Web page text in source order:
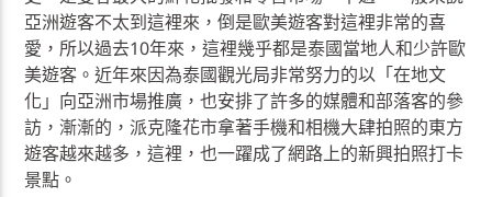
亞洲遊客不太到這裡來，倒是歐美遊客對這裡非常的喜
愛，所以過去10年來，這裡幾乎都是泰國當地人和少許歐
美遊客。近年來因為泰國觀光局非常努力的以「在地文
化」向亞洲市場推廣，也安排了許多的媒體和部落客的參
訪，漸漸的，派克隆花市拿著手機和相機大肆拍照的東方
遊客越來越多，這裡，也一躍成了網路上的新興拍照打卡
景點。